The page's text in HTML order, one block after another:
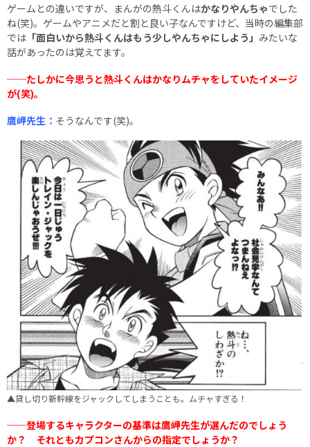
ゲームとの違いですが、まんがの熱斗くんはかなりやんちゃでした
ね(笑)。ゲームやアニメだと割と良い子なんですけど、当時の編集部
では 「面白いから熱斗くんはもう少しやんちゃにしよう」 みたいな
話があったのは覚えてます。
──たしかに今思うと熱斗くんはかなりムチャをしていたイメージ
が(笑)。
鷹岬先生： そうなんです(笑)。
▲貸し切り新幹線をジャックしてしまうことも。ムチャすぎる！
──登場するキャラクターの基準は鷹岬先生が選んだのでしょう
か？ それともカプコンさんからの指定でしょうか？